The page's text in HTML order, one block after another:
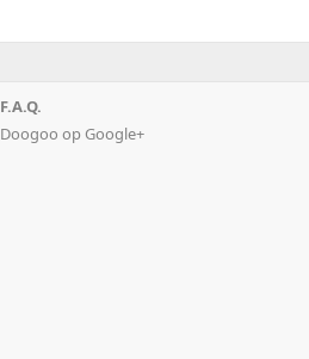
F.A.Q.
Doogoo op Google+